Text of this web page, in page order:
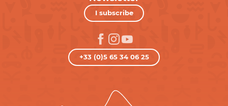
I subscribe
+33 (0)5 65 34 06 25